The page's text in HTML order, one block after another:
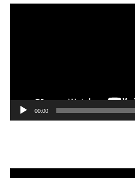
00:00